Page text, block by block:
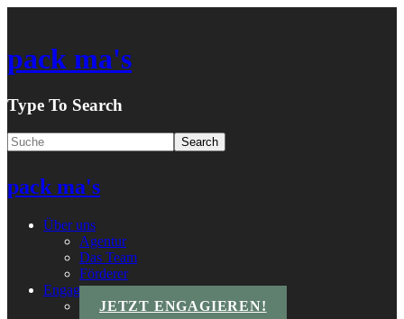
pack ma's
Type To Search
pack ma's
Über uns
Agentur
Das Team
Förderer
Engagements
JETZT ENGAGIEREN!